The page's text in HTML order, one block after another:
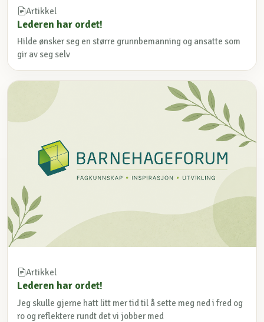
Artikkel
Lederen har ordet!
Hilde ønsker seg en større grunnbemanning og ansatte som
gir av seg selv
Artikkel
Lederen har ordet!
Jeg skulle gjerne hatt litt mer tid til å sette meg ned i fred og
ro og reflektere rundt det vi jobber med